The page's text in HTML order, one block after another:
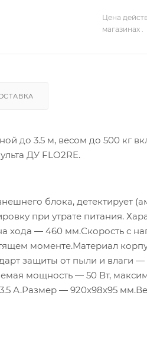
Цена
магазинах .
до 3.5 м, весом до 500 кг
ДУ FLO2RE.
блока, детектирует
при утрате питания.
— 460 мм.Скорость с
моменте.Материал
защиты от пыли и влаги
мощность — 50 Вт,
А.Размер — 920x98x95